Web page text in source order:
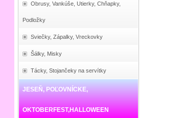
Obrusy, Vankúše, Utierky, Chňapky,
Podložky
Sviečky, Zápalky, Vreckovky
Šálky, Misky
Tácky, Stojančeky na servítky
JESEŇ, POĽOVNÍCKE,
OKTOBERFEST,HALLOWEEN